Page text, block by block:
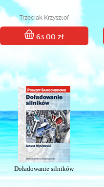
Trzeciak Krzysztof
63.00 zł
Doładowanie silników